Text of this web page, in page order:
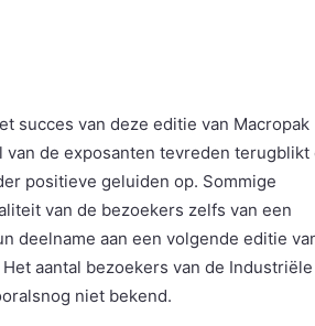
succes van deze editie van Macropak
de exposanten tevreden terugblikt
positieve geluiden op. Sommige
van de bezoekers zelfs van een
deelname aan een volgende editie
aantal bezoekers van de
niet bekend.